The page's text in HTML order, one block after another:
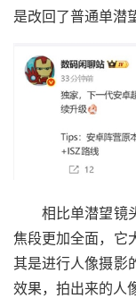
是改回了普通单潜
相比单潜望镜头
焦段更加全面，它
其是进行人像摄影
效果，拍出来的人